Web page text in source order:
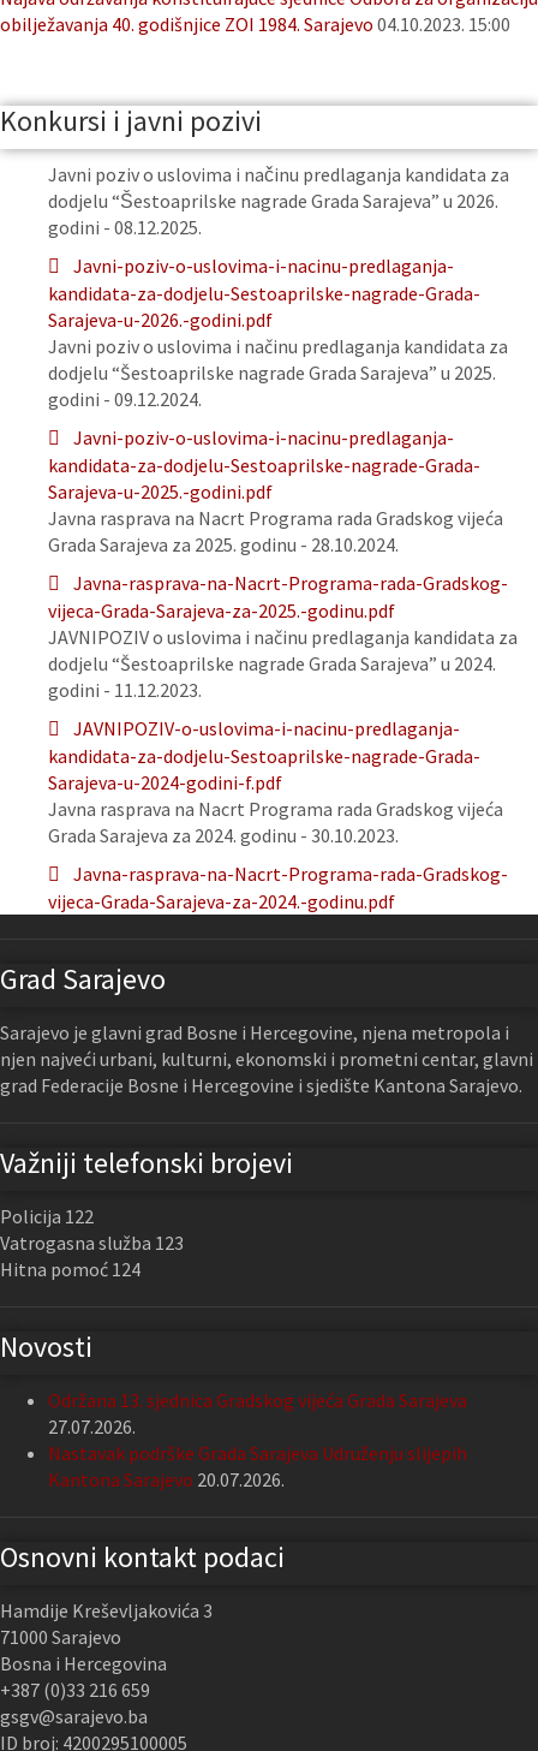
obilježavanja 40. godišnjice ZOI 1984. Sarajevo 04.10.2023. 15:00
Konkursi i javni pozivi
Javni poziv o uslovima i načinu predlaganja kandidata za
dodjelu “Šestoaprilske nagrade Grada Sarajeva” u 2026.
godini - 08.12.2025.
Javni-poziv-o-uslovima-i-nacinu-predlaganja-
kandidata-za-dodjelu-Sestoaprilske-nagrade-Grada-
Sarajeva-u-2026.-godini.pdf
Javni poziv o uslovima i načinu predlaganja kandidata za
dodjelu “Šestoaprilske nagrade Grada Sarajeva” u 2025.
godini - 09.12.2024.
Javni-poziv-o-uslovima-i-nacinu-predlaganja-
kandidata-za-dodjelu-Sestoaprilske-nagrade-Grada-
Sarajeva-u-2025.-godini.pdf
Javna rasprava na Nacrt Programa rada Gradskog vijeća
Grada Sarajeva za 2025. godinu - 28.10.2024.
Javna-rasprava-na-Nacrt-Programa-rada-Gradskog-
vijeca-Grada-Sarajeva-za-2025.-godinu.pdf
JAVNIPOZIV o uslovima i načinu predlaganja kandidata za
dodjelu “Šestoaprilske nagrade Grada Sarajeva” u 2024.
godini - 11.12.2023.
JAVNIPOZIV-o-uslovima-i-nacinu-predlaganja-
kandidata-za-dodjelu-Sestoaprilske-nagrade-Grada-
Sarajeva-u-2024-godini-f.pdf
Javna rasprava na Nacrt Programa rada Gradskog vijeća
Grada Sarajeva za 2024. godinu - 30.10.2023.
Javna-rasprava-na-Nacrt-Programa-rada-Gradskog-
vijeca-Grada-Sarajeva-za-2024.-godinu.pdf
Grad Sarajevo
Sarajevo je glavni grad Bosne i Hercegovine, njena metropola i
njen najveći urbani, kulturni, ekonomski i prometni centar, glavni
grad Federacije Bosne i Hercegovine i sjedište Kantona Sarajevo.
Važniji telefonski brojevi
Policija 122
Vatrogasna služba 123
Hitna pomoć 124
Novosti
Održana 13. sjednica Gradskog vijeća Grada Sarajeva
27.07.2026.
Nastavak podrške Grada Sarajeva Udruženju slijepih
Kantona Sarajevo 20.07.2026.
Osnovni kontakt podaci
Hamdije Kreševljakovića 3
71000 Sarajevo
Bosna i Hercegovina
+387 (0)33 216 659
gsgv@sarajevo.ba
ID broj: 4200295100005